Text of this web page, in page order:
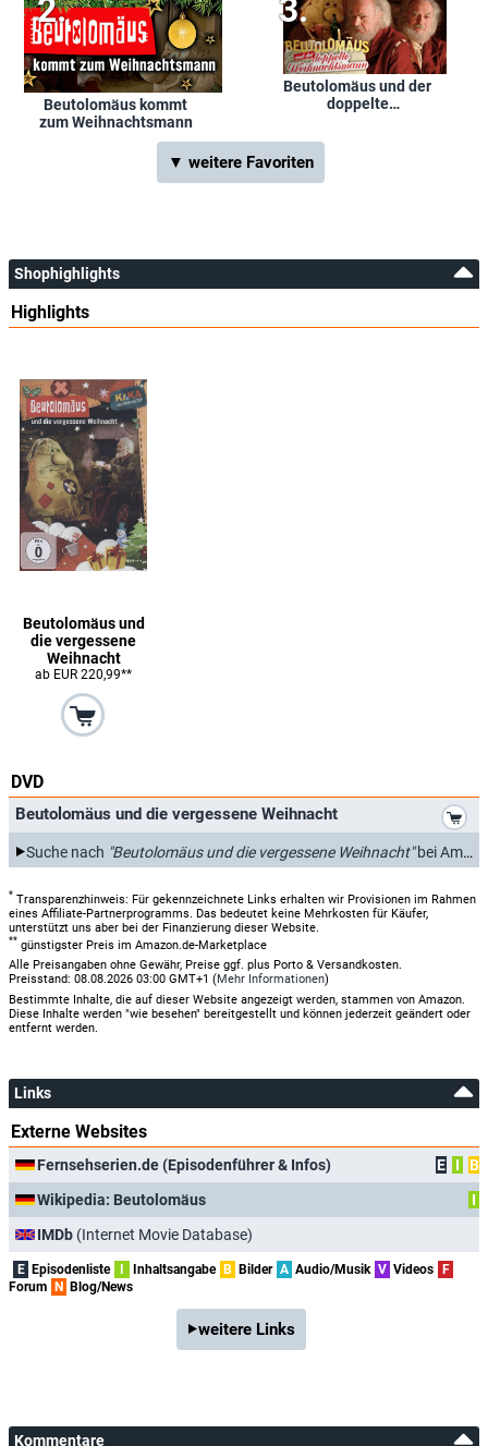
Beutolomäus kommt
zum Weihnachtsmann
Beutolomäus und der
doppelte
▼ weitere Favoriten
Shophighlights
Highlights
Beutolomäus und
die vergessene
Weihnacht
ab EUR 220,99**
DVD
Beutolomäus und die vergessene Weihnacht
Suche nach "Beutolomäus und die vergessene Weihnacht"bei Amazon.de
* Transparenzhinweis: Für gekennzeichnete Links erhalten wir Provisionen im Rahmen
eines Affiliate-Partnerprogramms. Das bedeutet keine Mehrkosten für Käufer,
unterstützt uns aber bei der Finanzierung dieser Website.
** günstigster Preis im Amazon.de-Marketplace
Alle Preisangaben ohne Gewähr, Preise ggf. plus Porto & Versandkosten.
Preisstand: 08.08.2026 03:00 GMT+1 (Mehr Informationen)
Bestimmte Inhalte, die auf dieser Website angezeigt werden, stammen von Amazon.
Diese Inhalte werden "wie besehen" bereitgestellt und können jederzeit geändert oder
entfernt werden.
Links
Externe Websites
Fernsehserien.de (Episodenführer & Infos) E I
B
Wikipedia: Beutolomäus
I
IMDb (Internet Movie Database)
E Episodenliste Inhaltsangabe B Bilder A Audio/Musik V Videos
F
Forum
N Blog/News
weitere Links
Kommentare